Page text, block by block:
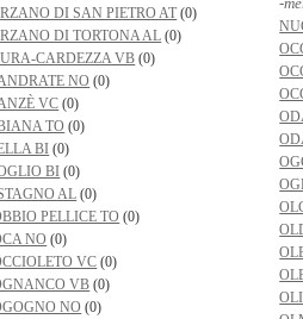
DI SAN PIETRO AT (0)
DI TORTONA AL (0)
CARDEZZA VB (0)
NO (0)
VC (0)
TO (0)
BI (0)
BI (0)
AL (0)
PELLICE TO (0)
NO (0)
VC (0)
VB (0)
NO (0)